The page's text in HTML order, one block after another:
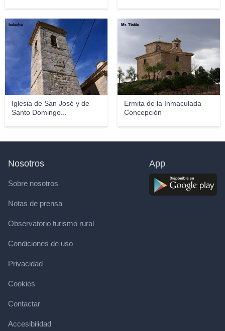
Iglesia de San José y de
Santo Domingo...
belacha
Ermita de la Inmaculada
Concepción
Mr. Tickle
Nosotros
Sobre nosotros
Notas de prensa
Observatorio turismo rural
Condiciones de uso
Privacidad
Cookies
Contactar
Accesibilidad
App